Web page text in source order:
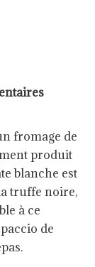
fromage de
produit
blanche est
truffe noire,
à ce
de